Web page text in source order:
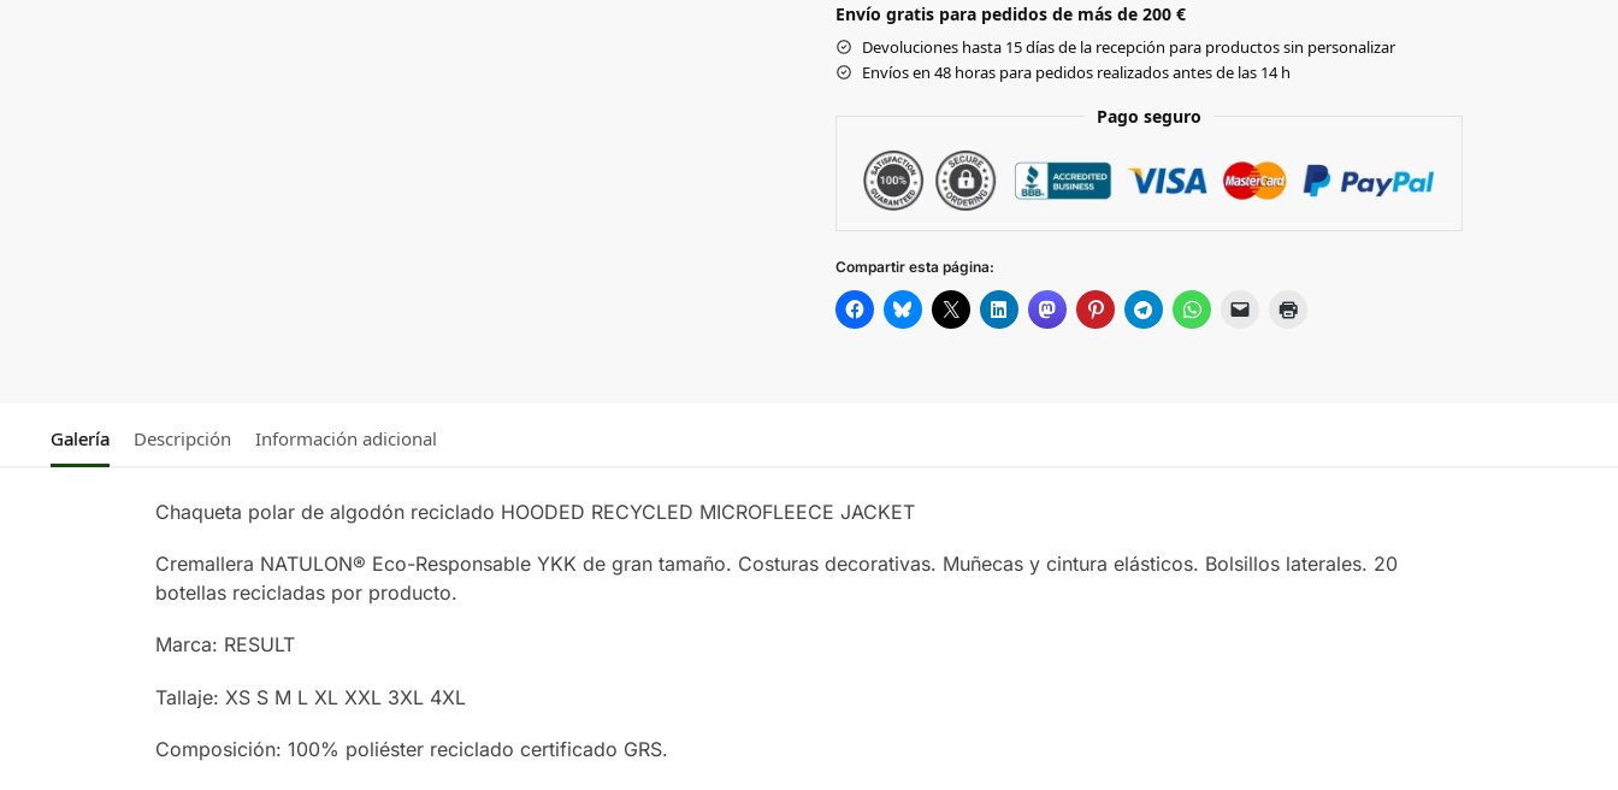
NAVY
WHITE
GREY
FOREST
Envío gratis para pedidos de más de 200 €
Devoluciones hasta 15 días de la recepción para productos sin personalizar
Envíos en 48 horas para pedidos realizados antes de las 14 h
Pago seguro
Compartir esta página:
Galería Descripción Información adicional
Chaqueta polar de algodón reciclado HOODED RECYCLED MICROFLEECE JACKET
Cremallera NATULON® Eco-Responsable YKK de gran tamaño. Costuras decorativas. Muñecas y cintura elásticos. Bolsillos laterales. 20
botellas recicladas por producto.
Marca: RESULT
Tallaje: XS S M L XL XXL 3XL 4XL
Composición: 100% poliéster reciclado certificado GRS.